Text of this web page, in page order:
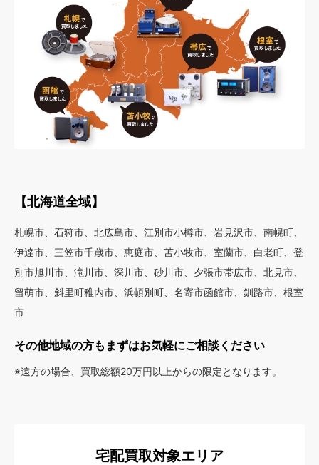
【北海道全域】
札幌市、石狩市、北広島市、江別市小樽市、岩見沢市、南幌町、
伊達市、三笠市千歳市、恵庭市、苫小牧市、室蘭市、白老町、登
別市旭川市、滝川市、深川市、砂川市、夕張市帯広市、北見市、
留萌市、斜里町稚内市、浜頓別町、名寄市函館市、釧路市、根室
市
その他地域の方もまずはお気軽にご相談ください
※遠方の場合、買取総額20万円以上からの限定となります。
宅配買取対象エリア